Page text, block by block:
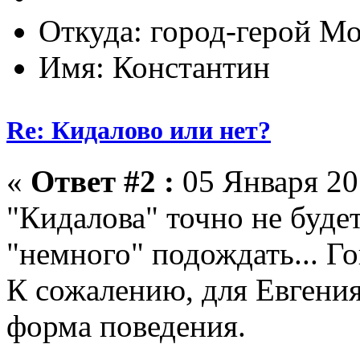
Откуда: город-герой
Имя: Константин
Re: Кидалово или нет?
« Ответ #2 : 05 Января
"Кидалова" точно не
"немного" подождать...
К сожалению, для
форма поведения.